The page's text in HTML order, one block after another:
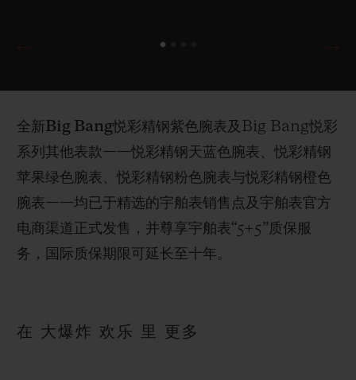
全新Big Bang悦彩精钢紫色腕表及Big Bang悦彩
系列其他表款——悦彩精钢天蓝色腕表、悦彩精钢
苹果绿色腕表、悦彩精钢粉色腕表与悦彩精钢橙色
腕表——均已于精选的宇舶表销售点及宇舶表官方
电商渠道正式发售，并尊享宇舶表“5+5”质保服
务，国际质保期限可延长至十年。
在 大爆炸 欢乐 里 更多